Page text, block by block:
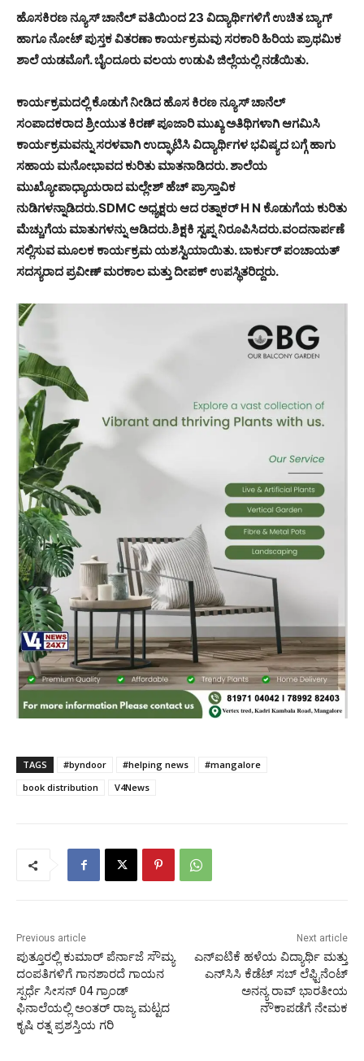
ಹೊಸಕಿರಣ ನ್ಯೂಸ್ಚಾನೆಲ್ವತಿಯಿಂದ 23 ವಿದ್ಯಾರ್ಥಿಗಳಿಗೆ ಉಚಿತ ಬ್ಯಾಗ್
ಹಾಗೂ ನೋಟ್ ಪುಸ್ತಕ ವಿತರಣಾ ಕಾರ್ಯಕ್ರಮವು ಸರಕಾರಿ ಹಿರಿಯ ಪ್ರಾಥಮಿಕ
ಶಾಲೆ ಯಡಮೊಗೆ. ಬೈಂದೂರು ವಲಯ ಉಡುಪಿ ಜಿಲ್ಲೆಯಲ್ಲಿ ನಡೆಯಿತು.
ಕಾರ್ಯಕ್ರಮದಲ್ಲಿ ಕೊಡುಗೆ ನೀಡಿದ ಹೊಸ ಕಿರಣ ನ್ಯೂಸ್ ಚಾನೆಲ್
ಸಂಪಾದಕರಾದ ಶ್ರೀಯುತ ಕಿರಣ್ ಪೂಜಾರಿ ಮುಖ್ಯ ಅತಿಥಿಗಳಾಗಿ ಆಗಮಿಸಿ
ಕಾರ್ಯಕ್ರಮವನ್ನು ಸರಳವಾಗಿ ಉದ್ಘಾಟಿಸಿ ವಿದ್ಯಾರ್ಥಿಗಳ ಭವಿಷ್ಯದ ಬಗ್ಗೆ ಹಾಗು
ಸಹಾಯ ಮನೋಭಾವದ ಕುರಿತು ಮಾತನಾಡಿದರು. ಶಾಲೆಯ
ಮುಖ್ಯೋಪಾಧ್ಯಾಯರಾದ ಮಲ್ಲೇಶ್ ಹೆಚ್ ಪ್ರಾಸ್ತಾವಿಕ
ನುಡಿಗಳನ್ನಾಡಿದರು.SDMC ಅಧ್ಯಕ್ಷರು ಆದ ರತ್ನಾಕರ್ H N ಕೊಡುಗೆಯ ಕುರಿತು
ಮೆಚ್ಚುಗೆಯ ಮಾತುಗಳನ್ನು ಆಡಿದರು.ಶಿಕ್ಷಕಿ ಸ್ವಪ್ನ ನಿರೂಪಿಸಿದರು.ವಂದನಾರ್ಪಣೆ
ಸಲ್ಲಿಸುವ ಮೂಲಕ ಕಾರ್ಯಕ್ರಮ ಯಶಸ್ವಿಯಾಯಿತು. ಬಾರ್ಕುರ್ ಪಂಚಾಯತ್
ಸದಸ್ಯರಾದ ಪ್ರವೀಣ್ ಮರಕಾಲ ಮತ್ತು ದೀಪಕ್ ಉಪಸ್ಥಿತರಿದ್ದರು.
TAGS #byndoor #helping news
#mangalore
book distribution
V4News
Previous article
ಪುತ್ತೂರಲ್ಲಿ ಕುಮಾರ್ ಪೆರ್ನಾಜೆ ಸೌಮ್ಯ
ದಂಪತಿಗಳಿಗೆ ಗಾನಶಾರದೆ ಗಾಯನ
ಸ್ಪರ್ಧೆ ಸೀಸನ್ 04 ಗ್ರಾಂಡ್
ಫಿನಾಲೆಯಲ್ಲಿ ಅಂತರ್ ರಾಜ್ಯ ಮಟ್ಟದ
ಕೃಷಿ ರತ್ನ ಪ್ರಶಸ್ತಿಯ ಗರಿ
Next article
ಎನ್‌ಐಟಿಕೆ ಹಳೆಯ ವಿದ್ಯಾರ್ಥಿ ಮತ್ತು
ಎನ್‌ಸಿಸಿ ಕೆಡೆಟ್ ಸಬ್ ಲೆಫ್ಟಿನೆಂಟ್
ಅನನ್ಯ ರಾವ್ ಭಾರತೀಯ
ನೌಕಾಪಡೆಗೆ ನೇಮಕ